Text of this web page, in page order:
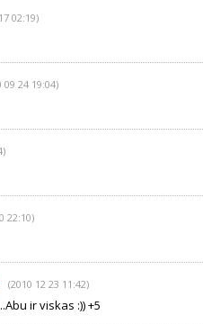
02:19)
09 24 19:04)
22:10)
(2010 12 23 11:42)
ir viskas :)) +5